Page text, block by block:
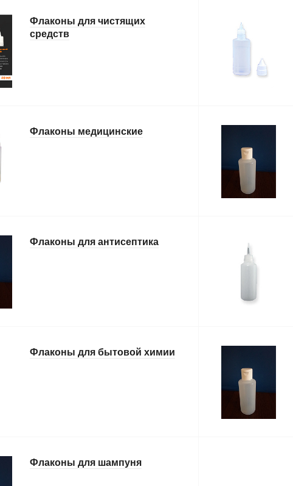
Флаконы для чистящих
средств
Флаконы медицинские
Флаконы для антисептика
Флаконы для бытовой химии
Флаконы для шампуня